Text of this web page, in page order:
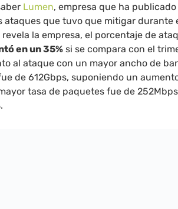
Lumen, empresa que ha
ataques que tuvo que mitigar durante
la empresa, el porcentaje de
en un 35% si se compara con el
al ataque con un mayor ancho de
de 612Gbps, suponiendo un
tasa de paquetes fue de